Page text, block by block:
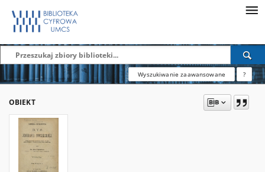
Wyszukiwanie zaawansowane ?
OBIEKT